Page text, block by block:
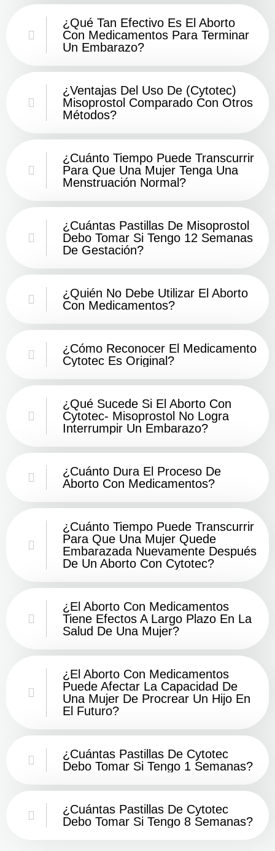
¿Qué Tan Efectivo Es El Aborto
Con Medicamentos Para Terminar
Un Embarazo?
¿Ventajas Del Uso De (Cytotec)
Misoprostol Comparado Con Otros
Métodos?
¿Cuánto Tiempo Puede Transcurrir
Para Que Una Mujer Tenga Una
Menstruación Normal?
¿Cuántas Pastillas De Misoprostol
Debo Tomar Si Tengo 12 Semanas
De Gestación?
¿Quién No Debe Utilizar El Aborto
Con Medicamentos?
¿Cómo Reconocer El Medicamento
Cytotec Es Original?
¿Qué Sucede Si El Aborto Con
Cytotec- Misoprostol No Logra
Interrumpir Un Embarazo?
¿Cuánto Dura El Proceso De
Aborto Con Medicamentos?
¿Cuánto Tiempo Puede Transcurrir
Para Que Una Mujer Quede
Embarazada Nuevamente Después
De Un Aborto Con Cytotec?
¿El Aborto Con Medicamentos
Tiene Efectos A Largo Plazo En La
Salud De Una Mujer?
¿El Aborto Con Medicamentos
Puede Afectar La Capacidad De
Una Mujer De Procrear Un Hijo En
El Futuro?
¿Cuántas Pastillas De Cytotec
Debo Tomar Si Tengo 1 Semanas?
¿Cuántas Pastillas De Cytotec
Debo Tomar Si Tengo 8 Semanas?